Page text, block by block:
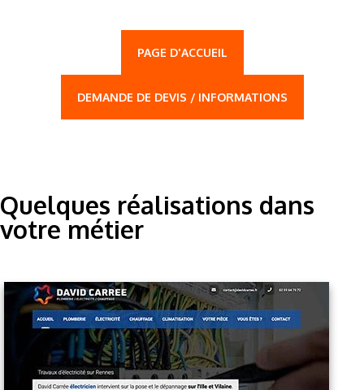
PAGE D'ACCUEIL
DEMANDE DE DEVIS / INFORMATIONS
Quelques réalisations dans
votre métier